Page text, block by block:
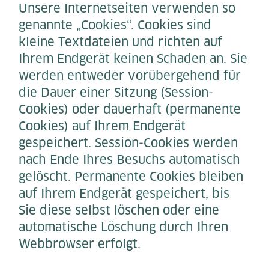
Unsere Internetseiten verwenden so
genannte „Cookies“. Cookies sind
kleine Textdateien und richten auf
Ihrem Endgerät keinen Schaden an. Sie
werden entweder vorübergehend für
die Dauer einer Sitzung (Session-
Cookies) oder dauerhaft (permanente
Cookies) auf Ihrem Endgerät
gespeichert. Session-Cookies werden
nach Ende Ihres Besuchs automatisch
gelöscht. Permanente Cookies bleiben
auf Ihrem Endgerät gespeichert, bis
Sie diese selbst löschen oder eine
automatische Löschung durch Ihren
Webbrowser erfolgt.